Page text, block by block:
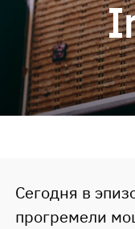
Сегодня в
прогремели